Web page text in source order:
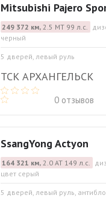
Mitsubishi Pajero
249 372 км,2.5 МТ 99 л.с.
черный
5 дверей, левый руль
ТСК АРХАНГЕЛЬСК
0 отзывов
SsangYong Actyon
164 321 км,2.0 АТ 149 л.с.
цвет серый
5 дверей, левый руль,